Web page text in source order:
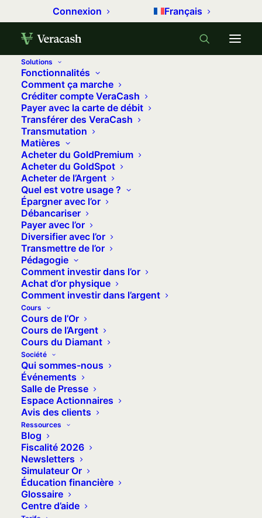
Connexion Français
Solutions
Fonctionnalités
Comment ça marche
Créditer compte VeraCash
Payer avec la carte de débit
Transférer des VeraCash
Transmutation
Matières
Acheter du GoldPremium
Acheter du GoldSpot
Acheter de l’Argent
Quel est votre usage ?
Épargner avec l’or
Débancariser
Payer avec l’or
Diversifier avec l’or
Transmettre de l’or
Pédagogie
Comment investir dans l’or
Achat d’or physique
Comment investir dans l’argent
Cours
Cours de l’Or
Cours de l’Argent
Cours du Diamant
Société
Qui sommes-nous
Événements
Salle de Presse
Espace Actionnaires
Avis des clients
Ressources
Blog
Fiscalité 2026
Newsletters
Simulateur Or
Éducation financière
Glossaire
Centre d’aide
Accueil
Métaux précieux
Le cours de l’or retrouve ses records autour de 3700
euros l’once
Le cours de l’or retrouve ses records
autour de 3700 euros l'once
16 décembre 2025 • 7 minutes
Le cours de l’or bouge chaque semaine
au rythme de l’économie mondiale.
Avec L’Actu de l’Or, recevez chaque
mardi un résumé clair pour :
Comprendre les grandes tendances,
Suivre les marchés et les indicateurs
clés,
Avoir les bonnes infos pour piloter
votre épargne.
Découvrez L’Actu de l’Or de la semaine
dès maintenant !
Principaux indicateurs